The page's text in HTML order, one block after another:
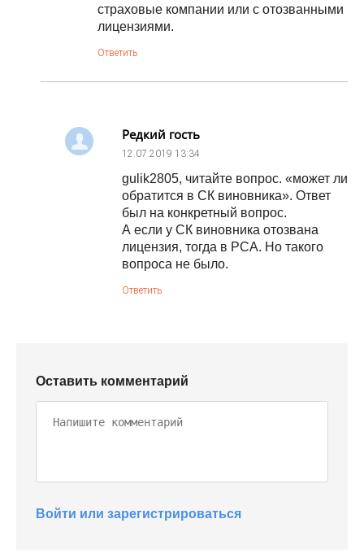
страховые компании или с отозванными
лицензиями.
Ответить
Редкий гость
12.07.2019 13:34
gulik2805, читайте вопрос. «может ли
обратится в СК виновника». Ответ
был на конкретный вопрос.
А если у СК виновника отозвана
лицензия, тогда в РСА. Но такого
вопроса не было.
Ответить
Оставить комментарий
Войти или зарегистрироваться